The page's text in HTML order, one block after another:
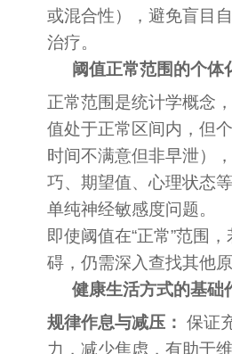
或混合性），避免盲目
治疗。
阈值正常范围的个体
正常范围是统计学概念
值处于正常区间内，但
时间不满意但非早泄）
巧、期望值、心理状态
单纯神经敏感度问题。
即使阈值在“正常”范围
碍，仍需深入查找其他原
健康生活方式的基础
规律作息与减压： 保证
力，减少焦虑，有助于